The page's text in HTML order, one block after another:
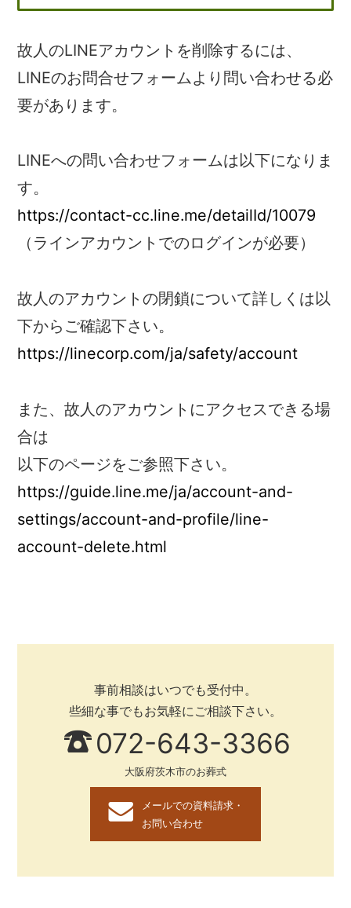
故人のLINEアカウントを削除するには、
LINEのお問合せフォームより問い合わせる必
要があります。
LINEへの問い合わせフォームは以下になりま
す。
https://contact-cc.line.me/detailId/10079
（ラインアカウントでのログインが必要）
故人のアカウントの閉鎖について詳しくは以
下からご確認下さい。
https://linecorp.com/ja/safety/account
また、故人のアカウントにアクセスできる場
合は
以下のページをご参照下さい。
https://guide.line.me/ja/account-and-
settings/account-and-profile/line-
account-delete.html
事前相談はいつでも受付中。
些細な事でもお気軽にご相談下さい。
072-643-3366
大阪府茨木市のお葬式
メールでの資料請求・
お問い合わせ